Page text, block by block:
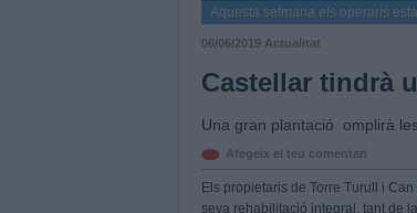
Aquesta setmana els operaris
06/06/2019 Actualitat
Castellar tindrà
Una gran plantació omplirà
Afegeix el teu comentari
Els propietaris de Torre Turull i
seva rehabilitació integral, tant de